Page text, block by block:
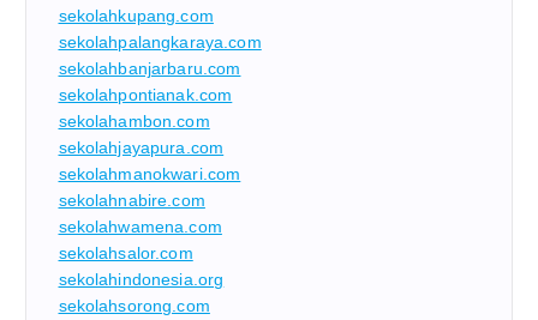
sekolahkupang.com
sekolahpalangkaraya.com
sekolahbanjarbaru.com
sekolahpontianak.com
sekolahambon.com
sekolahjayapura.com
sekolahmanokwari.com
sekolahnabire.com
sekolahwamena.com
sekolahsalor.com
sekolahindonesia.org
sekolahsorong.com